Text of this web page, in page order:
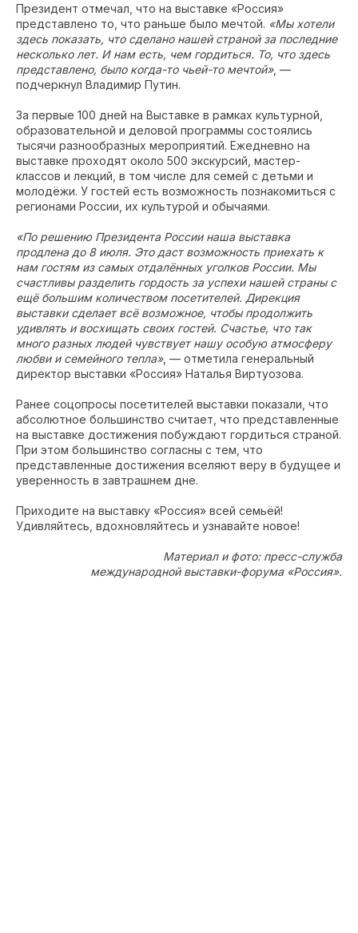
Президент отмечал, что на выставке «Россия»
представлено то, что раньше было мечтой. «Мы хотели
здесь показать, что сделано нашей страной за последние
несколько лет. И нам есть, чем гордиться. То, что здесь
представлено, было когда-то чьей-то мечтой», —
подчеркнул Владимир Путин.
За первые 100 дней на Выставке в рамках культурной,
образовательной и деловой программы состоялись
тысячи разнообразных мероприятий. Ежедневно на
выставке проходят около 500 экскурсий, мастер-
классов и лекций, в том числе для семей с детьми и
молодёжи. У гостей есть возможность познакомиться с
регионами России, их культурой и обычаями.
«По решению Президента России наша выставка
продлена до 8 июля. Это даст возможность приехать к
нам гостям из самых отдалённых уголков России. Мы
счастливы разделить гордость за успехи нашей страны с
ещё большим количеством посетителей. Дирекция
выставки сделает всё возможное, чтобы продолжить
удивлять и восхищать своих гостей. Счастье, что так
много разных людей чувствует нашу особую атмосферу
любви и семейного тепла», — отметила генеральный
директор выставки «Россия» Наталья Виртуозова.
Ранее соцопросы посетителей выставки показали, что
абсолютное большинство считает, что представленные
на выставке достижения побуждают гордиться страной.
При этом большинство согласны с тем, что
представленные достижения вселяют веру в будущее и
уверенность в завтрашнем дне.
Приходите на выставку «Россия» всей семьёй!
Удивляйтесь, вдохновляйтесь и узнавайте новое!
Материал и фото: пресс-служба
международной выставки-форума «Россия».